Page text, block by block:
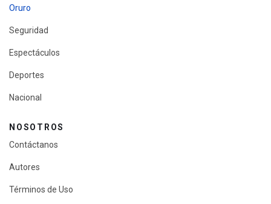
Oruro
Seguridad
Espectáculos
Deportes
Nacional
NOSOTROS
Contáctanos
Autores
Términos de Uso